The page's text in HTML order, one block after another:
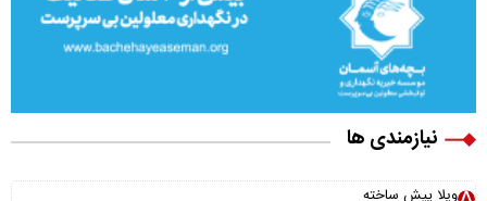
نیازمندی ها
ویلا پیش ساخته